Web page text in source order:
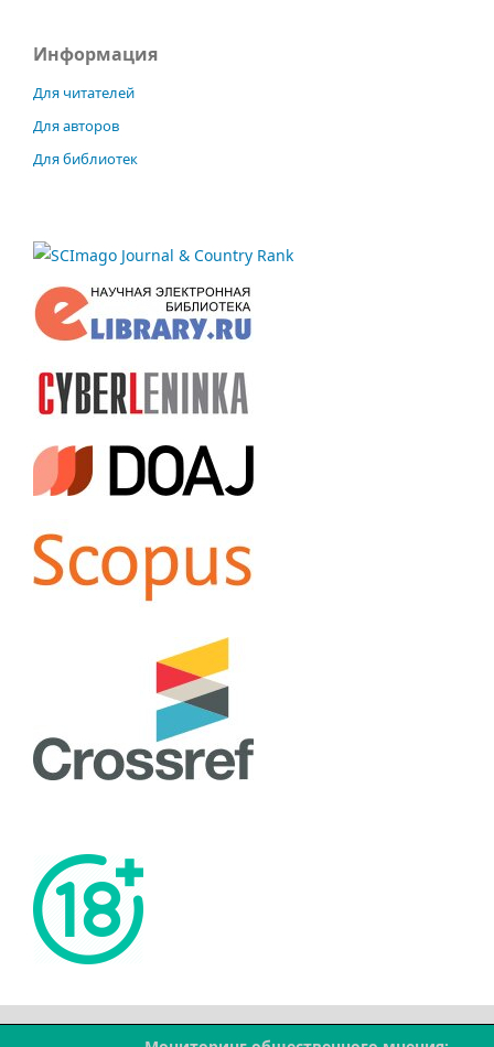
Информация
Для читателей
Для авторов
Для библиотек